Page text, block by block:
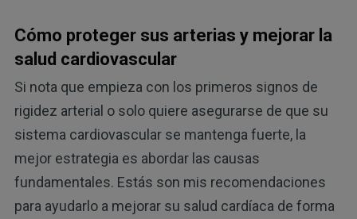
Cómo proteger sus arterias y mejorar la
salud cardiovascular
Si nota que empieza con los primeros signos de
rigidez arterial o solo quiere asegurarse de que su
sistema cardiovascular se mantenga fuerte, la
mejor estrategia es abordar las causas
fundamentales. Estás son mis recomendaciones
para ayudarlo a mejorar su salud cardíaca de forma